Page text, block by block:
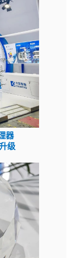
器
级